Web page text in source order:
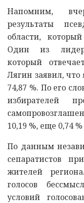
Напомним,
результаты
области,
Один из
который
Лягин заявил, что
74,87 %. По его
избирателей
10,19 %, еще 0,74
По данным
сепаратистов
жителей
голосов
условий